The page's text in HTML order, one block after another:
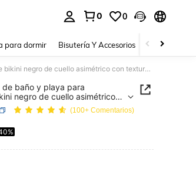
0 0
para dormir Bisutería Y Accesorios Zapatos
SHEIN Conjunto de ropa de baño y playa para adolescentes: Top de bikini negro de cuello asimétrico con textura de punto calado y Bottom triangular, informal para playa/vacaciones
de baño y playa para
negro de cuello asimétrico
y Bottom triangular,(100+ Comentarios)